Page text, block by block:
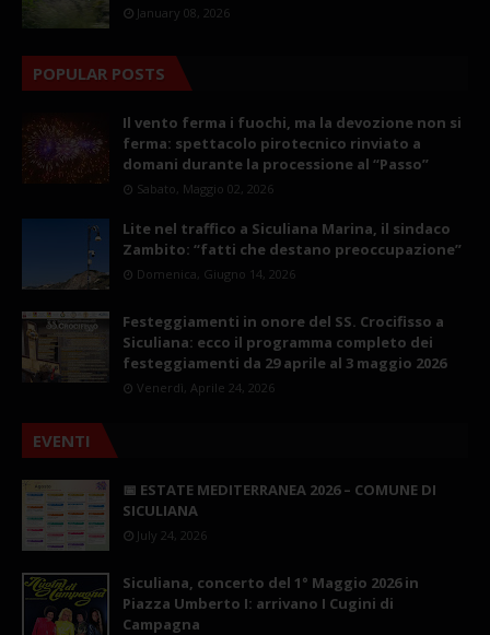
January 08, 2026
POPULAR POSTS
Il vento ferma i fuochi, ma la devozione non si
ferma: spettacolo pirotecnico rinviato a
domani durante la processione al “Passo”
Sabato, Maggio 02, 2026
Lite nel traffico a Siculiana Marina, il sindaco
Zambito: “fatti che destano preoccupazione”
Domenica, Giugno 14, 2026
Festeggiamenti in onore del SS. Crocifisso a
Siculiana: ecco il programma completo dei
festeggiamenti da 29 aprile al 3 maggio 2026
Venerdì, Aprile 24, 2026
EVENTI
📅 ESTATE MEDITERRANEA 2026 – COMUNE DI
SICULIANA
July 24, 2026
Siculiana, concerto del 1° Maggio 2026 in
Piazza Umberto I: arrivano I Cugini di
Campagna